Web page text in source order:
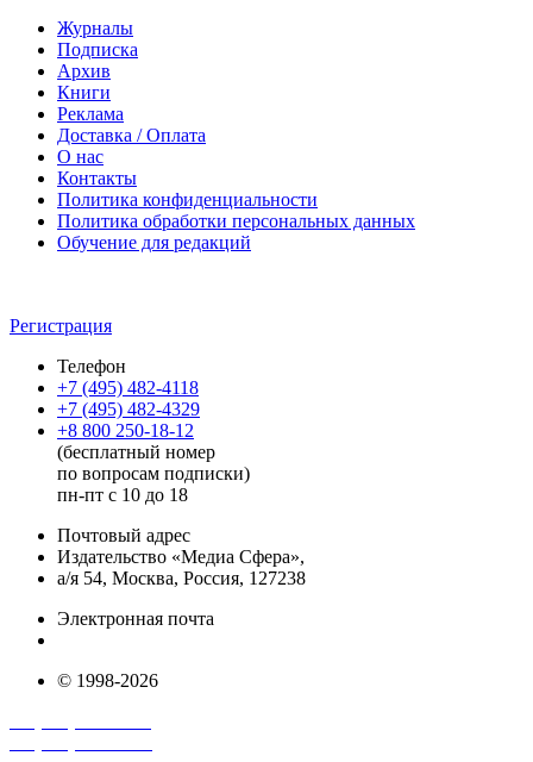
Журналы
Подписка
Архив
Книги
Реклама
Доставка / Оплата
О нас
Контакты
Политика конфиденциальности
Политика обработки персональных данных
Обучение для редакций
Регистрация
Телефон
+7 (495) 482-4118
+7 (495) 482-4329
+8 800 250-18-12
(бесплатный номер
по вопросам подписки)
пн-пт с 10 до 18
Почтовый адрес
Издательство «Медиа Сфера»,
а/я 54, Москва, Россия, 127238
Электронная почта
© 1998-2026